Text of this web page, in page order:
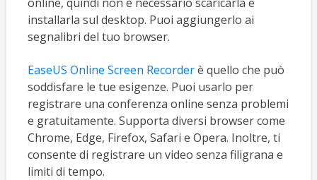
online, quindi non è necessario scaricarla e
installarla sul desktop. Puoi aggiungerlo ai
segnalibri del tuo browser.
EaseUS Online Screen Recorderè quello che può
soddisfare le tue esigenze. Puoi usarlo per
registrare una conferenza online senza problemi
e gratuitamente. Supporta diversi browser come
Chrome, Edge, Firefox, Safari e Opera. Inoltre, ti
consente di registrare un video senza filigrana e
limiti di tempo.